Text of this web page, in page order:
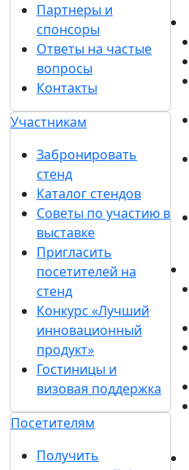
Партнеры и
спонсоры
Ответы на частые
вопросы
Контакты
Участникам
Забронировать
стенд
Каталог стендов
Советы по участию в
выставке
Пригласить
посетителей на
стенд
Конкурс «Лучший
инновационный
продукт»
Гостиницы и
визовая поддержка
Посетителям
Получить